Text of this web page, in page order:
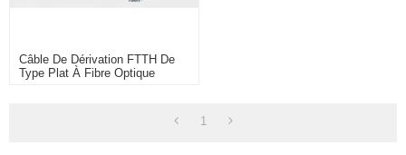
Câble De Dérivation FTTH De
Type Plat À Fibre Optique
1